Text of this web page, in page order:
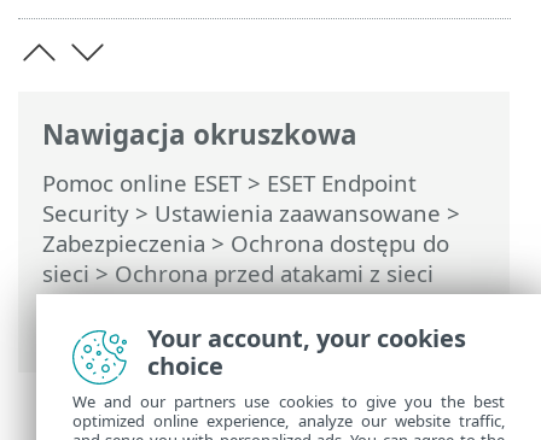
Nawigacja okruszkowa
Pomoc online ESET> ESET Endpoint
Security > Ustawienia zaawansowane >
Zabezpieczenia > Ochrona dostępu do
sieci>Ochrona przed atakami z sieci
(IDS)>Ochrona przed atakami brute
force> Wyłączenia
Your account, your cookies
choice
We and our partners use cookies to give you the best
optimized online experience, analyze our website traffic,